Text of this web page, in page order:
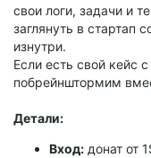
свои логи, задачи и
заглянуть в стартап
изнутри.
Если есть свой кейс
побрейнштормим
Детали:
Вход: донат от